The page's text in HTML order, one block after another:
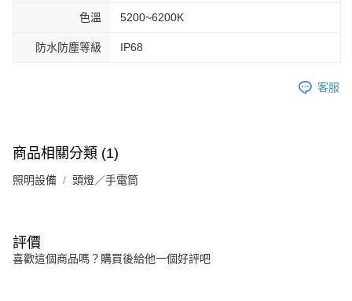
色溫 5200~6200K
防水防塵等級 IP68
客服
商品相關分類 (1)
照明設備 頭燈／手電筒
評價
喜歡這個商品嗎？購買後給他一個好評吧